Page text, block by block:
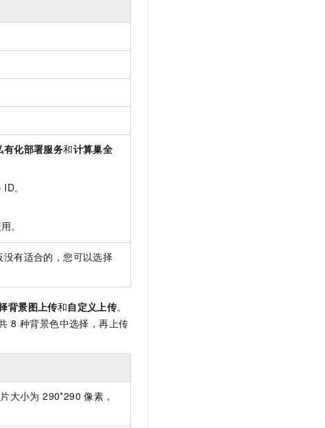
有化部署服务和计算巢全
ID。
。
有适合的，您可以选择
背景图上传和自定义上传。
8 种背景色中选择，再上传
大小为 290*290 像素，